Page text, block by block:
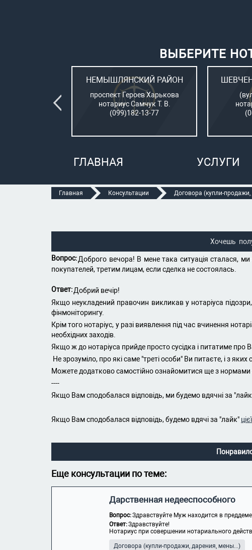
ВЫБЕРИТЕ
НЕМЫШЛЯНСКИЙ РАЙОН
проспект Героев Харькова
нотариус Самчук Т. В.
(099)182-13-77
ГЛАВНАЯ УСЛУГИ
Главная Консультации Договора (купли-
Хочешь
Вопрос:Доброго вечора! В мене така ситуація сталася,
покупателей, третим лицам, если сделка не состоялась.
Ответ:Добрий вечір!
Якщо неукладений правочин викликав у нотаріуса
фінмоніторингу.
Крім того нотаріус, у разі виявлення під час вчинення
необхідних заходів.
Якщо ж до нотаріуса прийде просто сусідка і питатиме
Не зрозуміло, про які саме "треті особи" Ви питаєте, і з
Можете додатково самостійно ознайомитися ще з нормами
----
Якщо Вам сподобалася відповідь, ми будемо вдячні за
Якщо Вам сподобалася відповідь, будемо вдячі за "лайк"
Еще консультации по теме:
Дарственная недееспособного
Вопрос:Здравствуйте Муж находится в
Ответ:Здравствуйте!
Нотариус при совершении нотариального
Договора (купли-продажи, дарения, мены...)